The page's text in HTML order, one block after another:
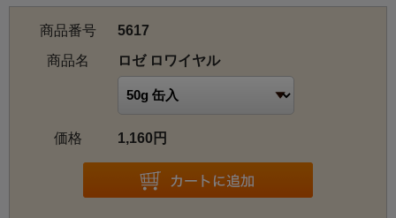
商品番号
5617
商品名
ロゼ ロワイヤル
価格 1,160円